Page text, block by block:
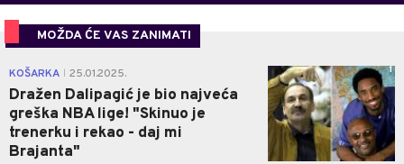
MOŽDA ĆE VAS ZANIMATI
KOŠARKA 25.01.2025.
Dražen Dalipagić je bio najveća
greška NBA lige! "Skinuo je
trenerku i rekao - daj mi
Brajanta"
1